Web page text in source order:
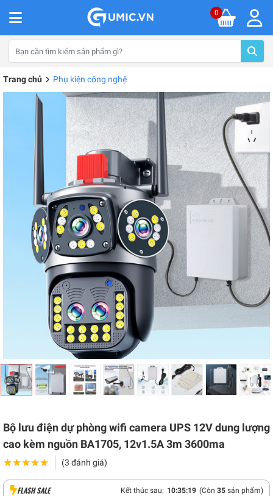
0
Trang chủ Phụ kiện công nghệ
Bộ lưu điện dự phòng wifi camera UPS 12V dung lượng
cao kèm nguồn BA1705, 12v1.5A 3m 3600ma
★★★★★
★★★★★ (3 đánh giá)
FLASH SALE Kết thúc sau: 10:35:18 (Còn 35 sản phẩm)